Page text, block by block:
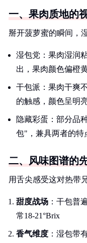
一、果肉质地的
掰开菠萝蜜的瞬间，
湿包党：果肉湿润
出，果肉颜色偏橙
干包派：果肉干爽
的触感，颜色呈明
隐藏彩蛋：部分品
包"，兼具两者的特
二、风味图谱的
用舌尖感受这对热带
甜度战场 ：干包普
常18-21°Brix
香气维度 ：湿包带